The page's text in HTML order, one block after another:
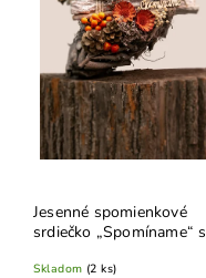
Jesenné spomienkové
srdiečko „Spomíname“ s
Skladom (2 ks)